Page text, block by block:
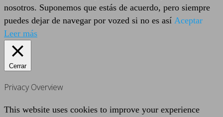
nosotros. Suponemos que estás de acuerdo, pero siempre
puedes dejar de navegar por vozed si no es así Aceptar
Leer más
Cerrar
Privacy Overview
This website uses cookies to improve your experience